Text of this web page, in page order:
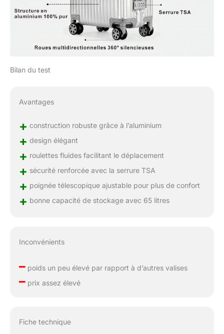
Bilan du test
Avantages
+ construction robuste grâce à l’aluminium
+ design élégant
+ roulettes fluides facilitant le déplacement
+ sécurité renforcée avec la serrure TSA
+ poignée télescopique ajustable pour plus de confort
+ bonne capacité de stockage avec 65 litres
Inconvénients
–poids un peu élevé par rapport à d’autres valises
–prix assez élevé
Fiche technique